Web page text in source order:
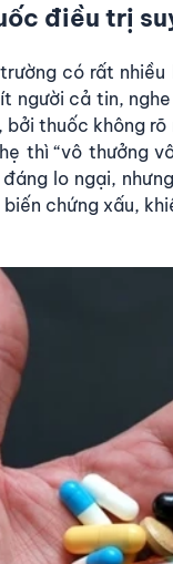
điều trị
có rất
người cả tin,
bởi thuốc không
thì “vô thưởng
lo ngại,
chứng xấu,